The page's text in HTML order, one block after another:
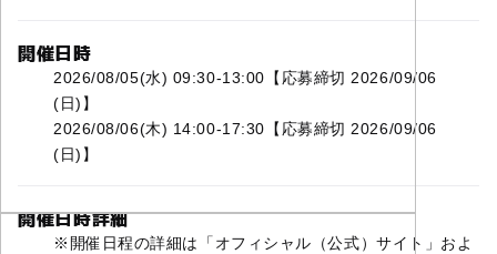
開催日時
2026/08/05(水) 09:30-13:00【応募締切 2026/09/06
(日)】
2026/08/06(木) 14:00-17:30【応募締切 2026/09/06
(日)】
開催日時詳細
※開催日程の詳細は「オフィシャル（公式）サイト」およ